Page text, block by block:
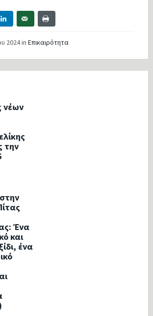
2024in Επικαιρότητα
νέων
την
Ένα
και
ένα